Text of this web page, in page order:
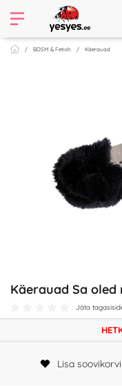
BDSM & Fetish Käerauad
Käerauad Sa oled
Jäta
Lisa soovikorvi